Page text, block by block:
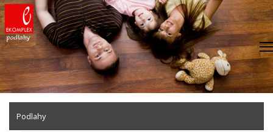
Skip
to
content
Podlahy